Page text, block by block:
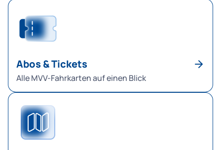
Abos & Tickets
Alle MVV-Fahrkarten auf einen Blick